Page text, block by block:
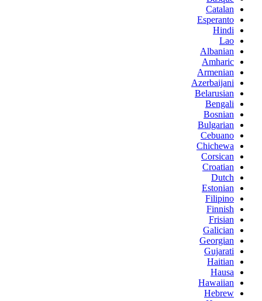
Catalan
Esperanto
Hindi
Lao
Albanian
Amharic
Armenian
Azerbaijani
Belarusian
Bengali
Bosnian
Bulgarian
Cebuano
Chichewa
Corsican
Croatian
Dutch
Estonian
Filipino
Finnish
Frisian
Galician
Georgian
Gujarati
Haitian
Hausa
Hawaiian
Hebrew